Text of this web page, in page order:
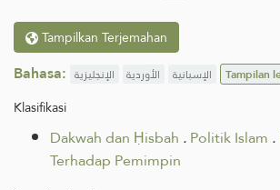
Tampilkan Terjemahan
Bahasa: الإنجليزية الأوردية الإسبانية Tampilan
Klasifikasi
Dakwah dan Ḥisbah .Politik Islam .
Terhadap Pemimpin